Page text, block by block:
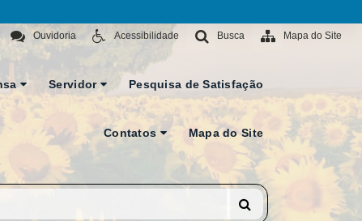
Mapa do Site
Busca
Acessibilidade
Ouvidoria
Servidor Pesquisa de Satisfação
Contatos Mapa do Site